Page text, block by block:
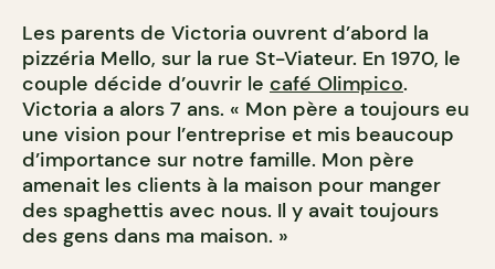
Les parents de Victoria ouvrent d’abord la
pizzéria Mello, sur la rue St-Viateur. En 1970, le
couple décide d’ouvrir le café Olimpico.
Victoria a alors 7 ans. « Mon père a toujours eu
une vision pour l’entreprise et mis beaucoup
d’importance sur notre famille. Mon père
amenait les clients à la maison pour manger
des spaghettis avec nous. Il y avait toujours
des gens dans ma maison. »